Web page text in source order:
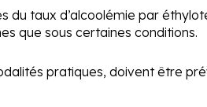
du taux d’alcoolémie par
que sous certaines conditions.
pratiques, doivent être